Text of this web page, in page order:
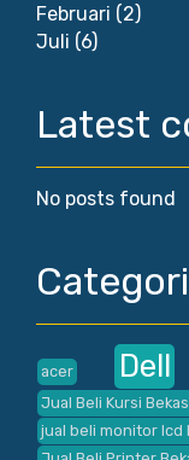
Februari (2)
Juli (6)
Latest
No posts found
acer Dell
Jual Beli Kursi
jual beli monitor lcd